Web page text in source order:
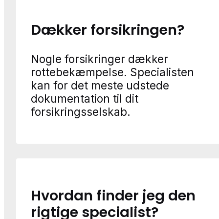
Dækker forsikringen?
Nogle forsikringer dækker
rottebekæmpelse. Specialisten
kan for det meste udstede
dokumentation til dit
forsikringsselskab.
Hvordan finder jeg den
rigtige specialist?